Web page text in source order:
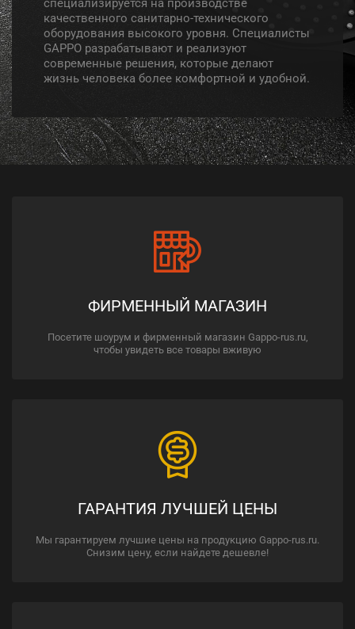
качественного санитарно-технического
оборудования высокого уровня. Специалисты
GAPPO разрабатывают и реализуют
современные решения, которые делают
жизнь человека более комфортной и удобной.
ФИРМЕННЫЙ МАГАЗИН
Посетите шоурум и фирменный магазин Gappo-rus.ru,
чтобы увидеть все товары вживую
ГАРАНТИЯ ЛУЧШЕЙ ЦЕНЫ
Мы гарантируем лучшие цены на продукцию Gappo-rus.ru.
Снизим цену, если найдете дешевле!